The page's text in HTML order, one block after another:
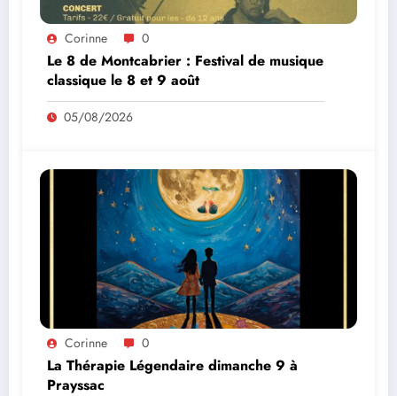
Corinne 0
Le 8 de Montcabrier : Festival de musique
classique le 8 et 9 août
05/08/2026
Corinne 0
La Thérapie Légendaire dimanche 9 à
Prayssac